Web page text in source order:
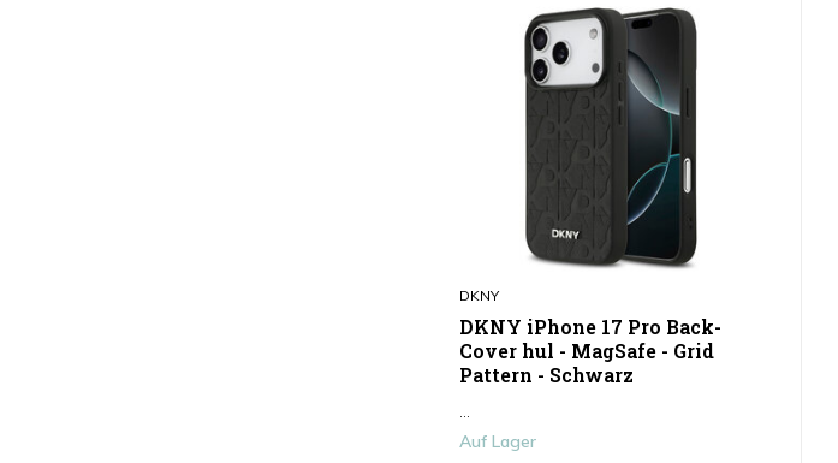
DKNY
DKNY iPhone 17 Pro Back-
Cover hul - MagSafe - Grid
Pattern - Schwarz
Auf Lager